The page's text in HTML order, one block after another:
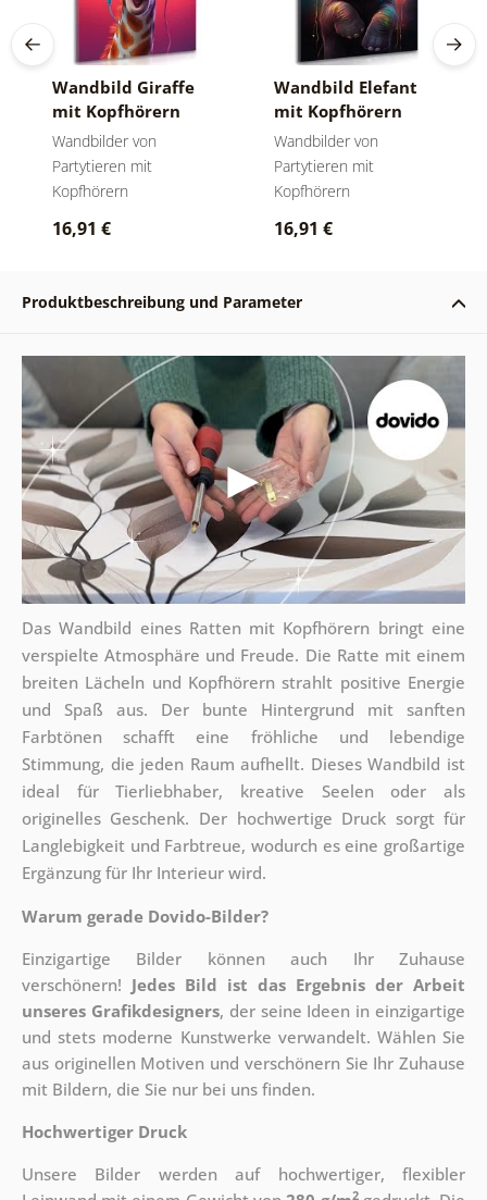
Wandbild Giraffe
mit Kopfhörern
Wandbilder von
Partytieren mit
Kopfhörern
16,91 €
Wandbild Elefant
mit Kopfhörern
Wandbilder von
Partytieren mit
Kopfhörern
16,91 €
Produktbeschreibung und Parameter
Das Wandbild eines Ratten mit Kopfhörern bringt eine
verspielte Atmosphäre und Freude. Die Ratte mit einem
breiten Lächeln und Kopfhörern strahlt positive Energie
und Spaß aus. Der bunte Hintergrund mit sanften
Farbtönen schafft eine fröhliche und lebendige
Stimmung, die jeden Raum aufhellt. Dieses Wandbild ist
ideal für Tierliebhaber, kreative Seelen oder als
originelles Geschenk. Der hochwertige Druck sorgt für
Langlebigkeit und Farbtreue, wodurch es eine großartige
Ergänzung für Ihr Interieur wird.
Warum gerade Dovido-Bilder?
Einzigartige Bilder können auch Ihr Zuhause
verschönern! Jedes Bild ist das Ergebnis der Arbeit
unseres Grafikdesigners, der seine Ideen in einzigartige
und stets moderne Kunstwerke verwandelt. Wählen Sie
aus originellen Motiven und verschönern Sie Ihr Zuhause
mit Bildern, die Sie nur bei uns finden.
Hochwertiger Druck
Unsere Bilder werden auf hochwertiger, flexibler
2